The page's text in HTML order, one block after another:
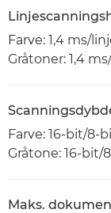
Farve: 1,4 ms/
Gråtoner: 1,4
Farve: 16-bit/8-
Gråtone: 16-bit/
Maks.